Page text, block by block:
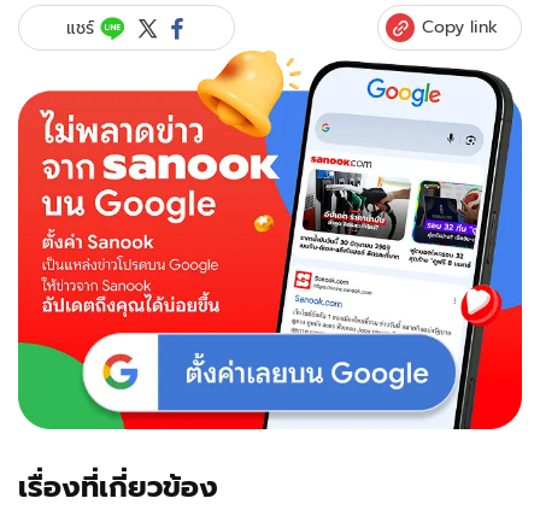
แชร์ Copy link
เรื่องที่เกี่ยวข้อง